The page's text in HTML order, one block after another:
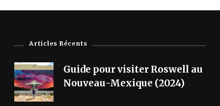
Articles Récents
Guide pour visiter Roswell au
Nouveau-Mexique (2024)